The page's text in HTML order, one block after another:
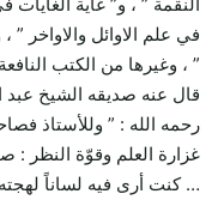
في علم الاوائل والاواخر ”
” ، وغيرها من الكتب
قال عنه صديقه الشيخ عبد
رحمه الله : ” وللأستاذ
غزارة العلم وقوّة النظر :
… كنت أرى فيه لساناً